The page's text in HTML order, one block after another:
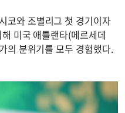
코와 조별리그 첫 경기이자
미국 애틀랜타(메르세데
의 분위기를 모두 경험했다.